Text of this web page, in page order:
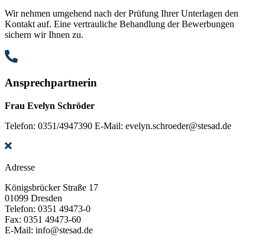
Wir nehmen umgehend nach der Prüfung Ihrer Unterlagen den
Kontakt auf. Eine vertrauliche Behandlung der Bewerbungen
sichern wir Ihnen zu.
Ansprechpartnerin
Frau Evelyn Schröder
Telefon: 0351/4947390 E-Mail: evelyn.schroeder@stesad.de
Adresse
Königsbrücker Straße 17
01099 Dresden
Telefon: 0351 49473-0
Fax: 0351 49473-60
E-Mail: info@stesad.de